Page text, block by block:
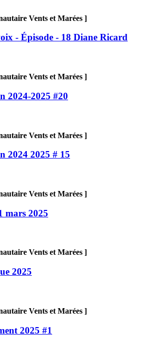
Vents et Marées ]
- Épisode - 18 Diane Ricard
Vents et Marées ]
2024-2025 #20
Vents et Marées ]
2024 2025 # 15
Vents et Marées ]
mars 2025
Vents et Marées ]
2025
Vents et Marées ]
2025 #1